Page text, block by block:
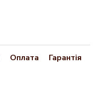
Оплата Гарантія